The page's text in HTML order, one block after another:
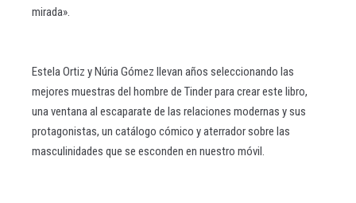
mirada».
Estela Ortiz y Núria Gómez llevan años seleccionando las
mejores muestras del hombre de Tinder para crear este libro,
una ventana al escaparate de las relaciones modernas y sus
protagonistas, un catálogo cómico y aterrador sobre las
masculinidades que se esconden en nuestro móvil.